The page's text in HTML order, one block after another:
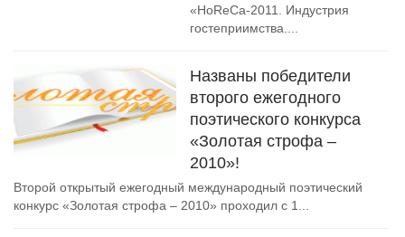
«HoReCa-2011. Индустрия
гостеприимства....
Названы победители
второго ежегодного
поэтического конкурса
«Золотая строфа –
2010»!
Второй открытый ежегодный международный поэтический
конкурс «Золотая строфа – 2010» проходил с 1...